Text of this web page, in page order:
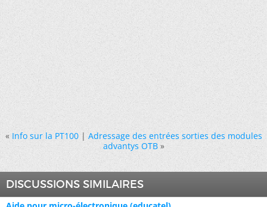
« Info sur la PT100|Adressage des entrées sorties des modules
advantys OTB »
DISCUSSIONS SIMILAIRES